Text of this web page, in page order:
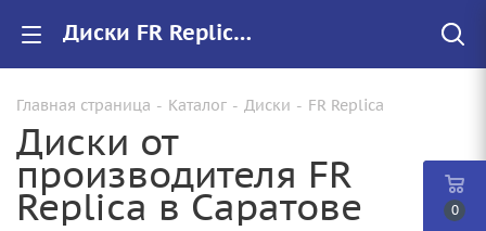
Диски FR Replica купить в Саратове, низкие цены на автомобильные диски
Главная страница - Каталог - Диски - FR Replica
Диски от
производителя FR
Replica в Саратове 0